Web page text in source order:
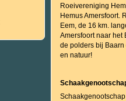
Roeivereniging
Hemus Amersfoort.
Eem, de 16 km.
Amersfoort naar het
de polders bij
en natuur!